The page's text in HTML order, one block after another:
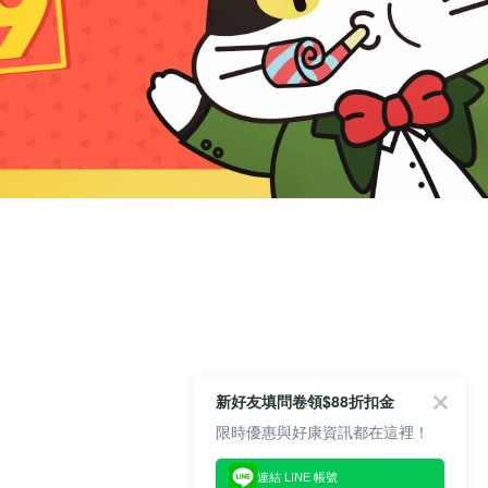
新好友填問卷領$88折扣金
限時優惠與好康資訊都在這裡！
連結 LINE 帳號